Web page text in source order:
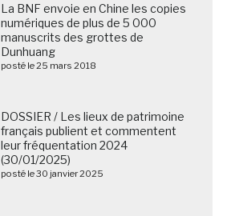
La BNF envoie en Chine les copies
numériques de plus de 5 000
manuscrits des grottes de
Dunhuang
posté le 25 mars 2018
DOSSIER / Les lieux de patrimoine
français publient et commentent
leur fréquentation 2024
(30/01/2025)
posté le 30 janvier 2025